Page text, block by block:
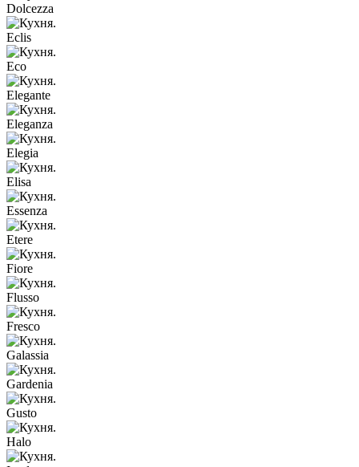
Dolcezza
Eclis
Eco
Elegante
Eleganza
Elegia
Elisa
Essenza
Etere
Fiore
Flusso
Fresco
Galassia
Gardenia
Gusto
Halo